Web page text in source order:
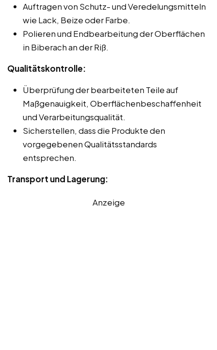
Auftragen von Schutz- und Veredelungsmitteln
wie Lack, Beize oder Farbe.
Polieren und Endbearbeitung der Oberflächen
in Biberach an der Riß.
Qualitätskontrolle:
Überprüfung der bearbeiteten Teile auf
Maßgenauigkeit, Oberflächenbeschaffenheit
und Verarbeitungsqualität.
Sicherstellen, dass die Produkte den
vorgegebenen Qualitätsstandards
entsprechen.
Transport und Lagerung:
Anzeige